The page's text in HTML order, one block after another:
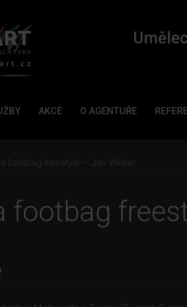
AKCE O AGENTUŘE
footbag freestyle – Jan Weber
footbag